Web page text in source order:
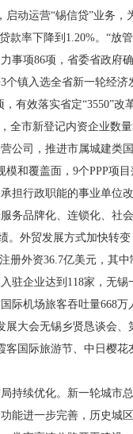
动运营“锡信贷”业务
款率下降到1.20%。“
事项86项，省委省政府
镇入选全省新一轮经
有效落实省定“3550”
全市新登记内资企业数
公司，推进市属城建类
和覆盖面，9个PPP项
担行政职能的事业单位
务品牌化、连锁化、社会
外贸发展方式加快转
册外资36.7亿美元，其
驻企业达到118家，无
际机场旅客吞吐量668
展大会无锡乡贤恳谈会
国际旅游节、中日樱
持续优化。新一轮城市
能进一步完善，历史城